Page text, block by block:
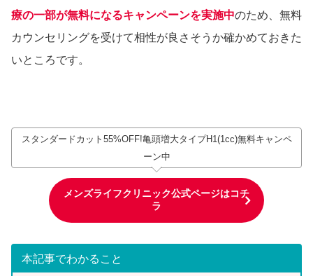
療の一部が無料になるキャンペーンを実施中のため、無料
カウンセリングを受けて相性が良さそうか確かめておきた
いところです。
スタンダードカット55%OFF!亀頭増大タイプH1(1cc)無料キャンペ
ーン中
メンズライフクリニック公式ページはコチ
ラ
本記事でわかること